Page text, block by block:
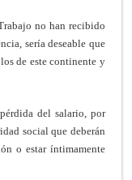
no han recibido
sería deseable que
de este continente y
del salario, por
social que deberán
o estar íntimamente